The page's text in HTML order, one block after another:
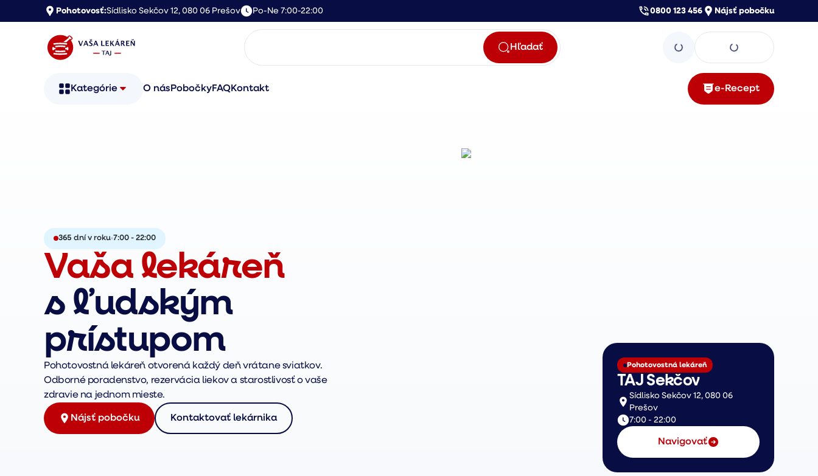
Pohotovosť:Sídlisko Sekčov 12, 080 06 Prešov Po-Ne 7:00-22:00 0800 123 456 Nájsť pobočku
Hľadať
Kategórie O nás PobočkyFAQKontakt e-Recept
365 dní v roku 7:00 - 22:00
Vaša lekáreň
s ľudským
prístupom
Pohotovostná lekáreň otvorená každý deň vrátane sviatkov.
Odborné poradenstvo, rezervácia liekov a starostlivosť o vaše
zdravie na jednom mieste.
Nájsť pobočku Kontaktovať lekárnika
Pohotovostná lekáreň
TAJ Sekčov
Sídlisko Sekčov 12, 080 06
Prešov
7:00 - 22:00
Navigovať